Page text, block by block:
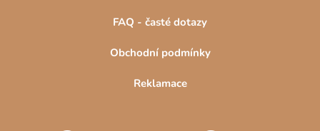
FAQ - časté dotazy
Obchodní podmínky
Reklamace